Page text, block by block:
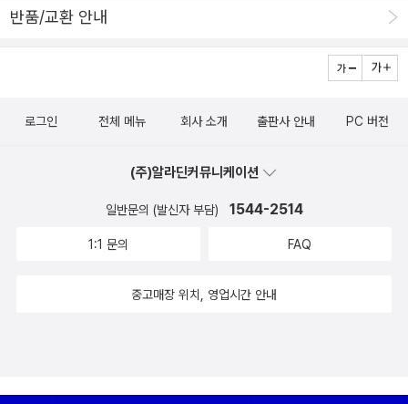
율은 약 10%에 그쳤고 나머지 90%는 가족, 지인에 의해 저질러졌
는 사람들의 양가감정을 이용해, 언론과 국가기관은 유독 낯선 사람
가기 위해 사람들을 직접 찾아나섰다. 15개 국가에서 ‘낯선 이들의 성
을 읽는 사람을 인터뷰하고 책과 사람 이야기를 SNS에 실어나르는
의 낯선 사람과 대화를 시도하는 ‘뉴욕 지하철 살롱’의 진행자까지, 사
람과 사람을 잇는 프로젝트를 추진하는 이들을 만나 인터뷰했다. 이
깨지고, 다른 세계를 만날 용기가 한 뼘 더 커진다. 지금 우리에겐 사
현실 세계 사례로 그 구체적인 방법을 보여준다. 사람들이 한데 섞일
생길까? 등의 의문들이 떠올랐다고 한다.사실 오늘날 현대 사회는 외
이 있지만 우리는 서로 연결되어 있다고 생각하지 못한다.매일 수많
다 모른다. 이제는 모두가 모두에게 낯선이가되어 버렸다.이러한 상
력' 을 회복해야 한다고 주장한다.<낯선 이는 위험하다는 말과 달리,
낯선 이와 대화할때가 오히려 대화 하지 않을때 보다 훨씬 더 안전하
편이 아니라 살아 남는 전략이다. P.21>책은 크게 두가지 구조로 짜
체험들.작가는 낯선이에게 말을 거는 방법에 대한 수업을 듣거나 그
반품/교환 안내
로그인 전체 메뉴 회사 소개 출판사 안내 PC 버전
(주)알라딘커뮤니케이션
일반문의 (발신자 부담) 1544-2514
1:1 문의 FAQ
중고매장 위치, 영업시간 안내